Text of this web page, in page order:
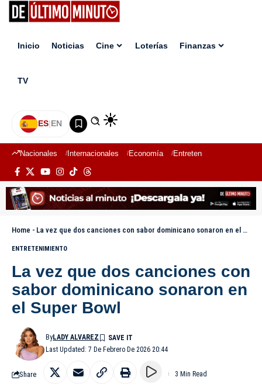
Inicio Noticias Cine Loterías Finanzas
TV
ES|EN
Nacionales Internacionales Economía Entretenimiento
Home - La vez que dos canciones con sabor dominicano sonaron en el Super Bowl
ENTRETENIMIENTO
La vez que dos canciones con
sabor dominicano sonaron en
el Super Bowl
Last Updated: 7 De Febrero De 2026 20:44
ByLADY ALVAREZ
Share 3 Min Read